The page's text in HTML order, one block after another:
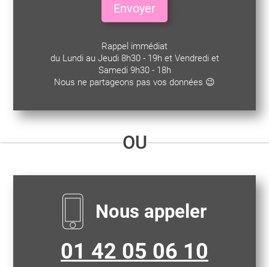
Envoyer
Rappel immédiat
du Lundi au Jeudi 8h30 - 19h et Vendredi et
Samedi 9h30 - 18h
Nous ne partageons pas vos données 😉
OU
Nous appeler
01 42 05 06 10